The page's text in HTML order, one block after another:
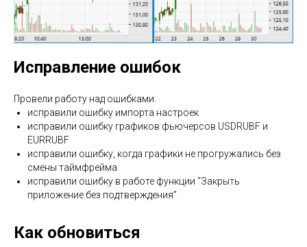
Исправление ошибок
Провели работу над ошибками.
исправили ошибку импорта настроек
исправили ошибку графиков фьючерсов USDRUBF и
EURRUBF
исправили ошибку, когда графики не прогружались без
смены таймфрейма
исправили ошибку в работе функции “Закрыть
приложение без подтверждения”
Как обновиться